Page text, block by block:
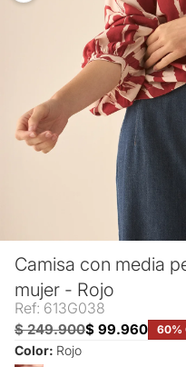
Camisa con media
mujer - Rojo
Ref: 613G038
$ 249.900$ 99.960 60%
Color: Rojo